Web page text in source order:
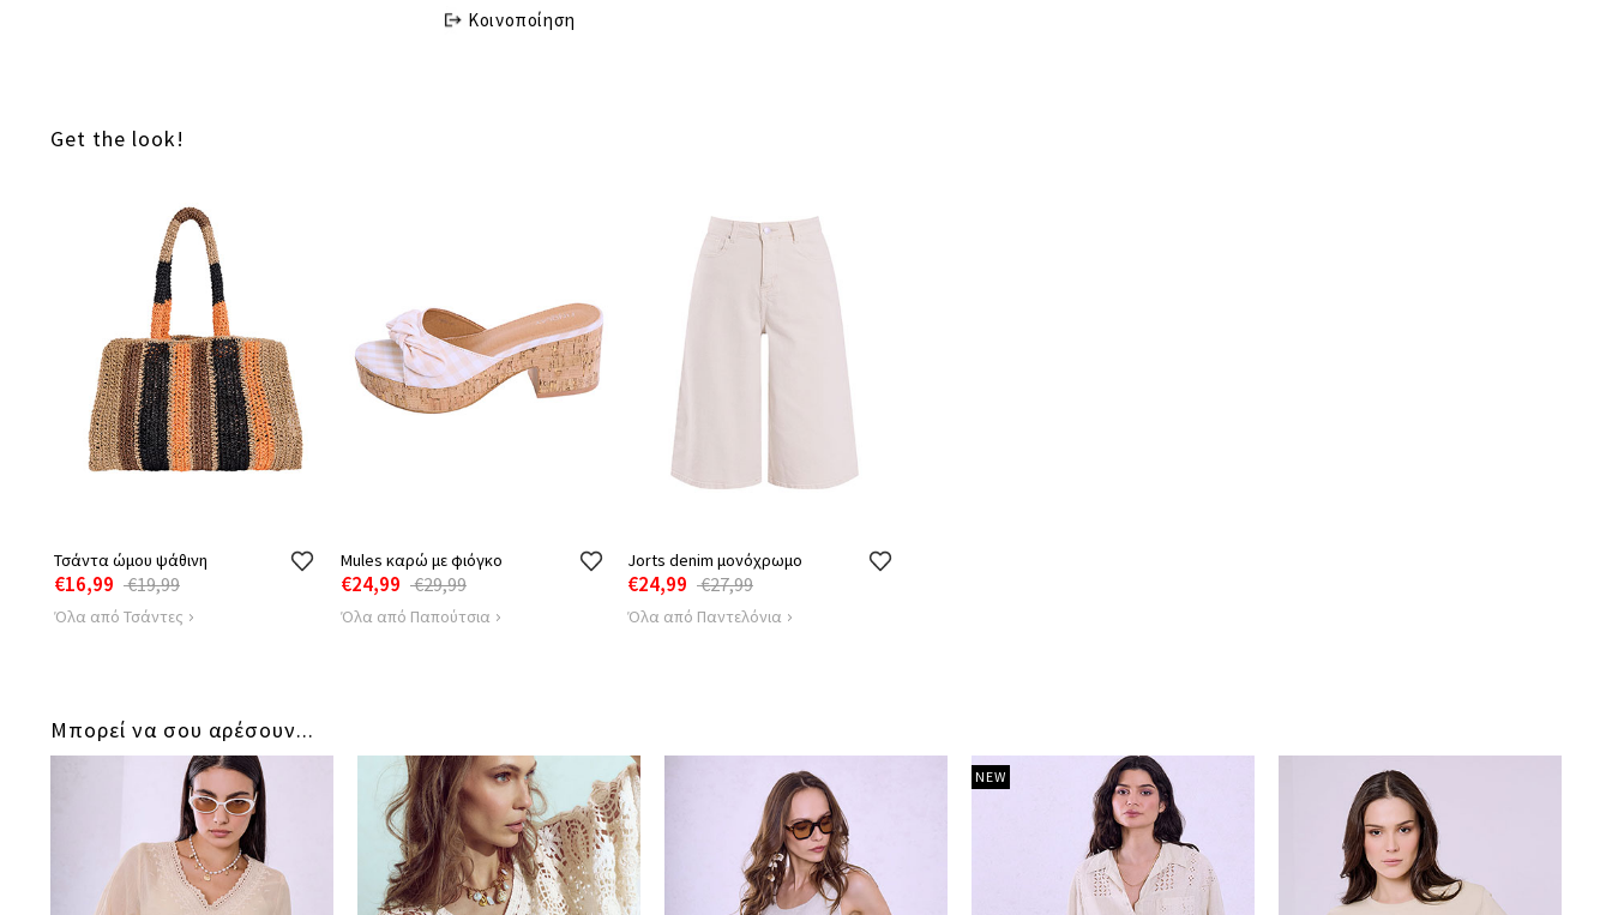
Κοινοποίηση
Get the look!
Τσάντα ώμου ψάθινη
€16,99 €19,99
Όλα από Τσάντες
Mules καρώ με φιόγκο
€24,99 €29,99
Όλα από Παπούτσια
Jorts denim μονόχρωμο
€24,99 €27,99
Όλα από Παντελόνια
Μπορεί να σου αρέσουν...
NEW